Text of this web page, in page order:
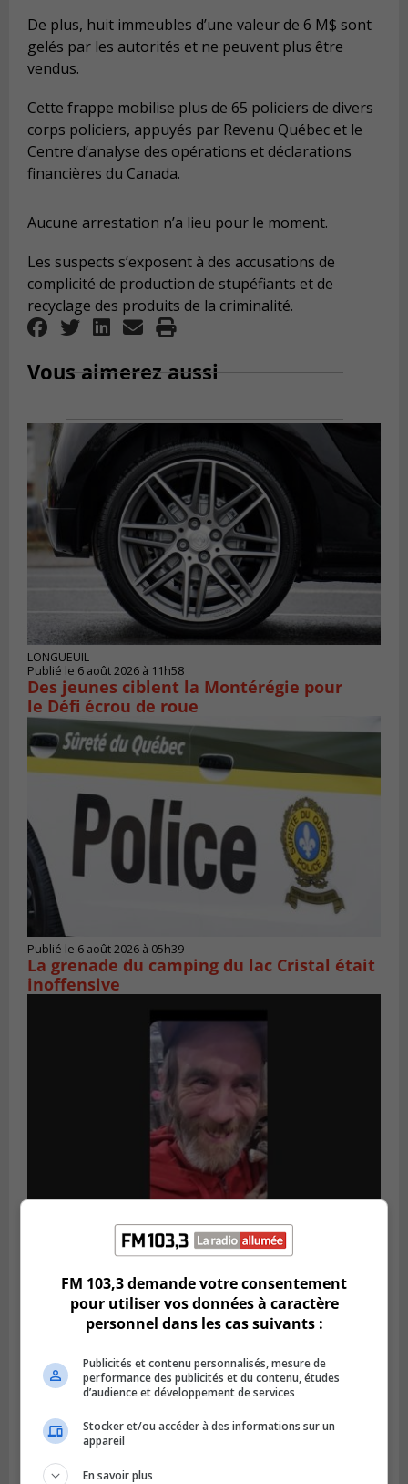
De plus, huit immeubles d’une valeur de 6 M$ sont
gelés par les autorités et ne peuvent plus être
vendus.
Cette frappe mobilise plus de 65 policiers de divers
corps policiers, appuyés par Revenu Québec et le
Centre d’analyse des opérations et déclarations
financières du Canada.
Aucune arrestation n’a lieu pour le moment.
Les suspects s’exposent à des accusations de
complicité de production de stupéfiants et de
recyclage des produits de la criminalité.
Vous aimerez aussi
LONGUEUIL
Publié le 6 août 2026 à 11h58
Des jeunes ciblent la Montérégie pour
le Défi écrou de roue
Publié le 6 août 2026 à 05h39
La grenade du camping du lac Cristal était
inoffensive
Publié le 5 août 2026 à 09h42
La SQ lance un appel à la population pour
retrouver un homme disparu
FM 103,3 demande votre consentement
pour utiliser vos données à caractère
personnel dans les cas suivants :
Publicités et contenu personnalisés, mesure de
performance des publicités et du contenu, études
d’audience et développement de services
Stocker et/ou accéder à des informations sur un
appareil
En savoir plus